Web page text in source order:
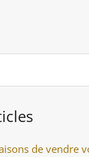
de vendre